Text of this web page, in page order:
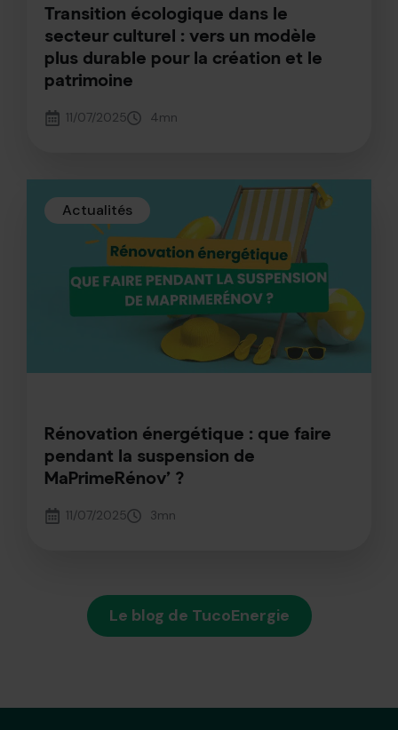
Transition écologique dans le
secteur culturel : vers un modèle
plus durable pour la création et le
patrimoine
11/07/2025 4mn
Actualités
Rénovation énergétique : que faire
pendant la suspension de
MaPrimeRénov’ ?
11/07/2025 3mn
Le blog de TucoEnergie